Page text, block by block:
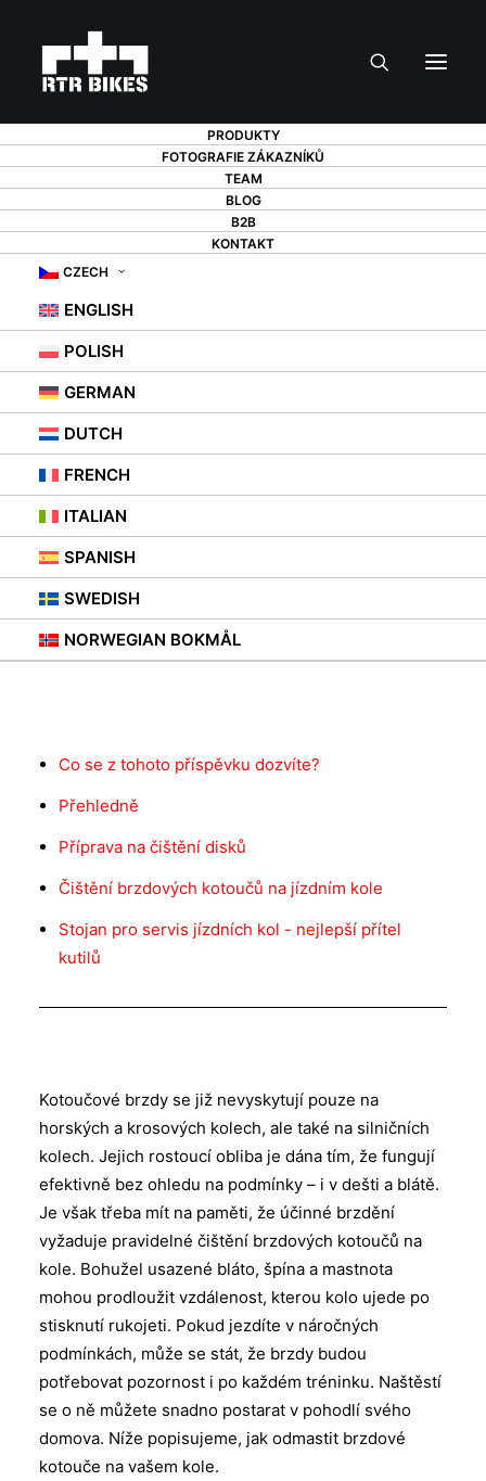
PRODUKTY
FOTOGRAFIE ZÁKAZNÍKŮ
TEAM
BLOG
B2B
KONTAKT
CZECH
ENGLISH
POLISH
GERMAN
DUTCH
FRENCH
ITALIAN
SPANISH
SWEDISH
NORWEGIAN BOKMÅL
ČIŠTĚNÍ
BRZDOVÝCH
KOTOUČŮ NA
JÍZDNÍM KOLE.
PODÍVEJTE SE, JAK
JE TO SNADNÉ!
30. 7. 2021
Co se z tohoto příspěvku dozvíte?
Přehledně
Příprava na čištění disků
Čištění brzdových kotoučů na jízdním kole
Stojan pro servis jízdních kol - nejlepší přítel
kutilů
Kotoučové brzdy se již nevyskytují pouze na
horských a krosových kolech, ale také na silničních
kolech. Jejich rostoucí obliba je dána tím, že fungují
efektivně bez ohledu na podmínky – i v dešti a blátě.
Je však třeba mít na paměti, že účinné brzdění
vyžaduje pravidelné čištění brzdových kotoučů na
kole. Bohužel usazené bláto, špína a mastnota
mohou prodloužit vzdálenost, kterou kolo ujede po
stisknutí rukojeti. Pokud jezdíte v náročných
podmínkách, může se stát, že brzdy budou
potřebovat pozornost i po každém tréninku. Naštěstí
se o ně můžete snadno postarat v pohodlí svého
domova. Níže popisujeme, jak odmastit brzdové
kotouče na vašem kole.